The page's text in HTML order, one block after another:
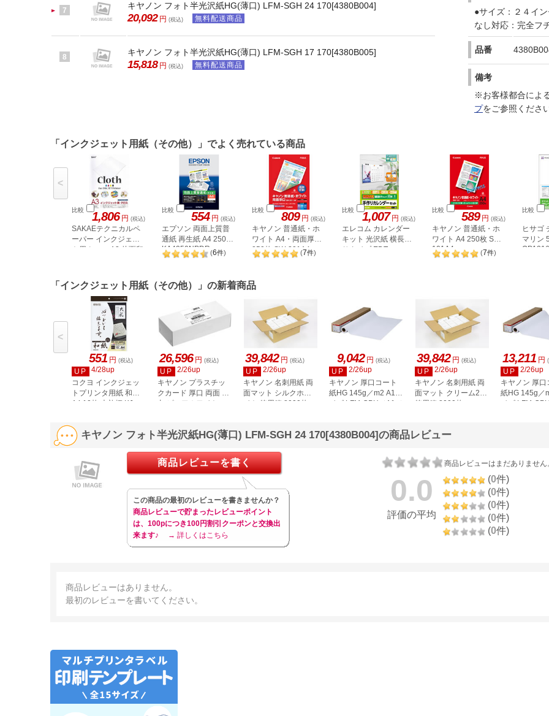
●サイズ：２４イ
なし対応：完全フ
品番
備考
※お客様都合によ
プをご参照くださ
7 キヤノン フォト半光沢紙HG(薄口) LFM-SGH 24 170[4380B004]
20,092 円 (税込) 無料配送商品
8 キヤノン フォト半光沢紙HG(薄口) LFM-SGH 17 170[4380B005]
15,818 円 (税込) 無料配送商品
「インクジェット用紙（その他）」でよく売れている商品
比較 1,806 円 (税込)
SAKAEテクニカルペ
ーパー インクジェッ
ト用クロス A3 片面印
比較 554 円 (税込)
エプソン 両面上質普
通紙 再生紙 A4 250枚
KA4250NPDR(6件)
比較 809 円 (税込)
キヤノン 普通紙・ホ
ワイト A4・両面厚口
250枚 SW-201A4
(7件)
比較 1,007 円 (税込)
エレコム カレンダー
キット 光沢紙 横長吊
りタイプ EDT-
比較 589 円 (税込)
キヤノン 普通紙・ホ
ワイト A4 250枚 SW-
101A4
(7件)
比較
ヒサゴ
マリン
OP1216
<
「インクジェット用紙（その他）」の新着商品
551 円 (税込)
UP
4/28up
コクヨ インクジェッ
トプリンタ用紙 和紙
A4 10枚 大礼柄 KJ-
26,596 円 (税込)
UP
2/26up
キヤノン プラスチッ
クカード 厚口 両面 角
丸 ピュアホワイト
39,842 円 (税込)
UP
2/26up
キヤノン 名刺用紙 両
面マット シルクホワ
イト 徳用箱 8000枚
9,042 円 (税込)
UP
2/26up
キヤノン 厚口コート
紙HG 145g／m2 A1サ
イズ LFM-CPH／A1／
39,842 円 (税込)
UP
2/26up
キヤノン 名刺用紙 両
面マット クリーム2
徳用箱 8000枚
13,211 円
UP
2/26up
キヤノン 厚口
紙HG 145g／
イズ LFM-
<
キヤノン フォト半光沢紙HG(薄口) LFM-SGH 24 170[4380B004]の商品レビュー
商品レビューはまだありません
0.0
評価の平均
(0件)
(0件)
(0件)
(0件)
(0件)
商品レビューを書く
この商品の最初のレビューを書きませんか？
商品レビューで貯まったレビューポイント
は、100pにつき100円割引クーポンと交換出
来ます♪
→ 詳しくはこちら
商品レビューはありません。
最初のレビューを書いてください。